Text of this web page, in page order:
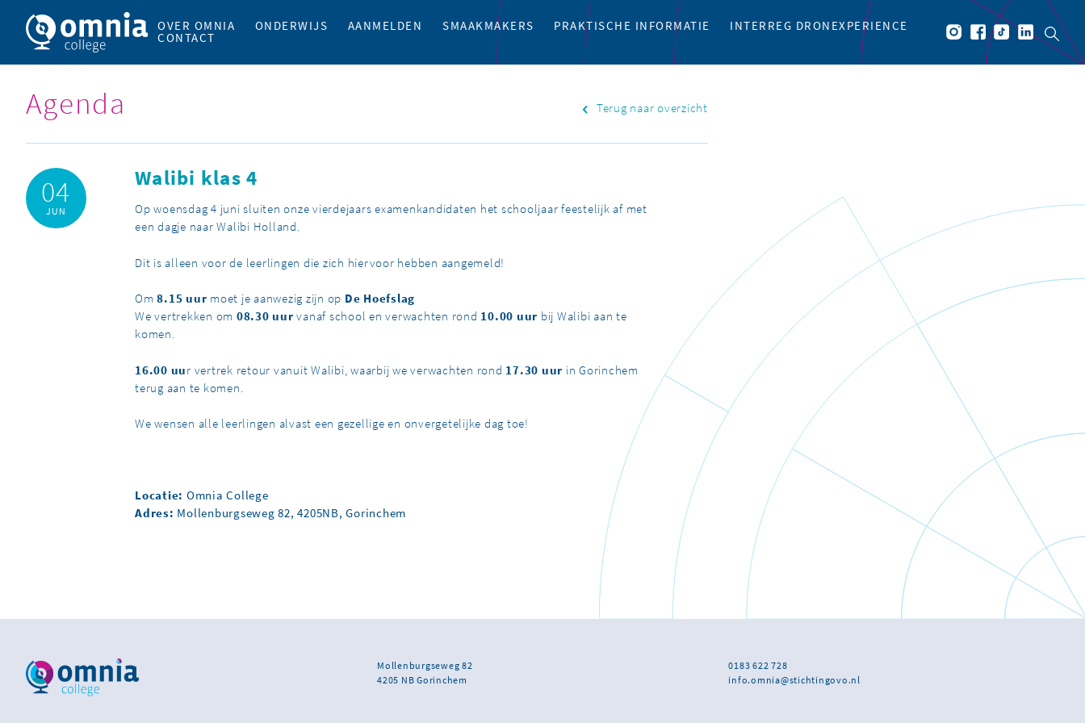
OVER OMNIA ONDERWIJS AANMELDEN SMAAKMAKERS PRAKTISCHE INFORMATIE INTERREG DRONEXPERIENCE
CONTACT
Agenda Terug naar overzicht
04
JUN
Walibi klas 4
Op woensdag 4 juni sluiten onze vierdejaars examenkandidaten het schooljaar feestelijk af met
een dagje naarWalibi Holland.
Dit is alleen voor de leerlingen die zich hiervoor hebben aangemeld!
Om8.15 uur moet je aanwezig zijn op De Hoefslag
We vertrekken om 08.30 uur vanaf school en verwachten rond 10.00 uur bij Walibi aan te
komen.
16.00 uur vertrek retour vanuit Walibi, waarbij we verwachten rond 17.30 uur in Gorinchem
terug aan te komen.
We wensen alle leerlingen alvast een gezellige en onvergetelijke dag toe!
Locatie: Omnia College
Adres: Mollenburgseweg 82, 4205NB, Gorinchem
Mollenburgseweg 82
4205 NB Gorinchem
0183 622 728
info.omnia@stichtingovo.nl